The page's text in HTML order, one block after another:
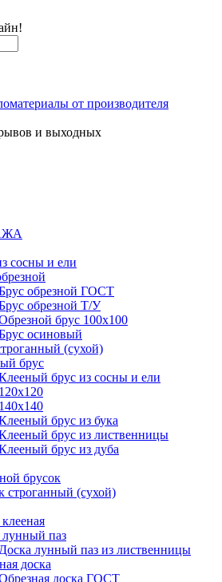
от производителя
и выходных
сосны и ели
обрезной ГОСТ
обрезной Т/У
брус 100х100
осиновый
(сухой)
брус
брус из сосны и ели
120х120
140х140
брус из бука
брус из лиственницы
брус из дуба
брусок
строганный (сухой)
лунный паз
Доска лунный паз из лиственницы
доска
доска ГОСТ